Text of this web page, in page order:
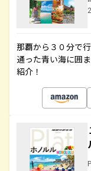
那覇から３０分で
通った青い海に囲
紹介！